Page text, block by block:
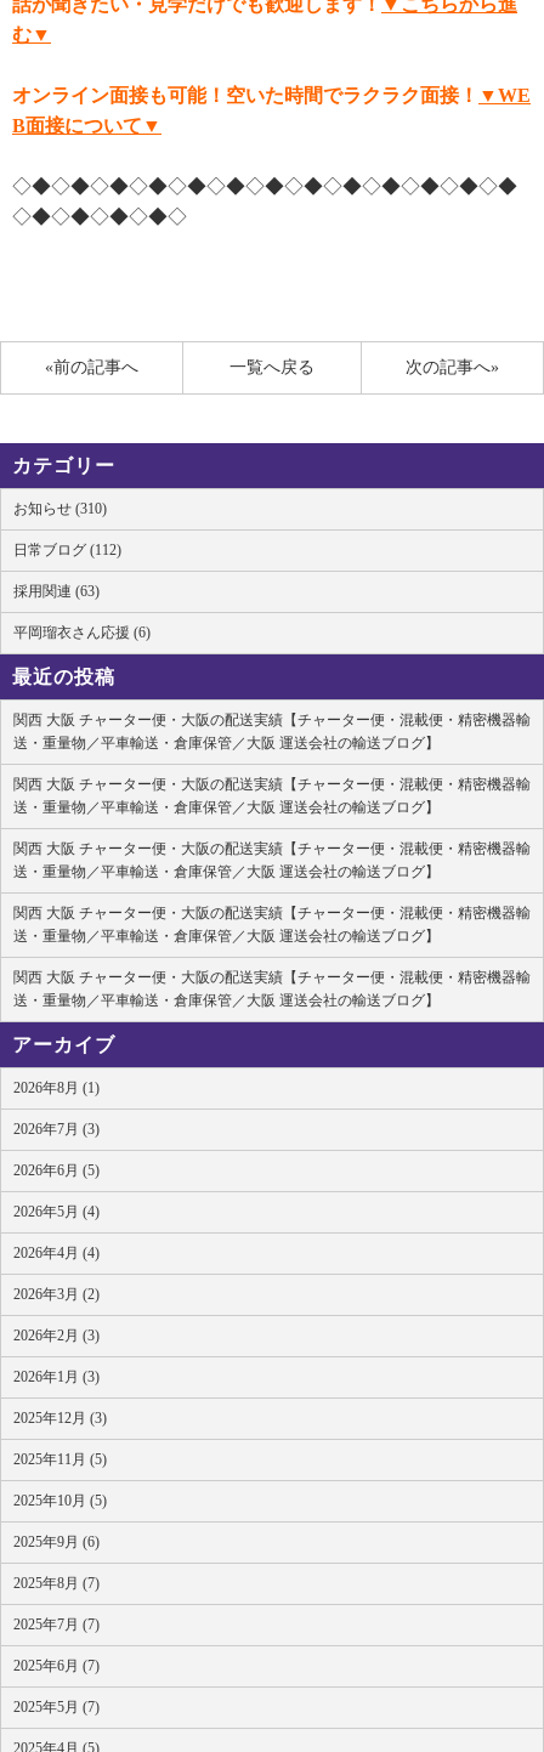
む▼
オンライン面接も可能！空いた時間でラクラク面接！ ▼WE
B面接について▼
◇◆◇◆◇◆◇◆◇◆◇◆◇◆◇◆◇◆◇◆◇◆◇◆◇◆
◇◆◇◆◇◆◇◆◇
«前の記事へ 次の記事へ»
一覧へ戻る
カテゴリー
お知らせ (310)
日常ブログ (112)
採用関連 (63)
平岡瑠衣さん応援 (6)
最近の投稿
関西 大阪 チャーター便・大阪の配送実績【チャーター便・混載便・精密機器輸
送・重量物／平車輸送・倉庫保管／大阪 運送会社の輸送ブログ】
関西 大阪 チャーター便・大阪の配送実績【チャーター便・混載便・精密機器輸
送・重量物／平車輸送・倉庫保管／大阪 運送会社の輸送ブログ】
関西 大阪 チャーター便・大阪の配送実績【チャーター便・混載便・精密機器輸
送・重量物／平車輸送・倉庫保管／大阪 運送会社の輸送ブログ】
関西 大阪 チャーター便・大阪の配送実績【チャーター便・混載便・精密機器輸
送・重量物／平車輸送・倉庫保管／大阪 運送会社の輸送ブログ】
関西 大阪 チャーター便・大阪の配送実績【チャーター便・混載便・精密機器輸
送・重量物／平車輸送・倉庫保管／大阪 運送会社の輸送ブログ】
アーカイブ
2026年8月 (1)
2026年7月 (3)
2026年6月 (5)
2026年5月 (4)
2026年4月 (4)
2026年3月 (2)
2026年2月 (3)
2026年1月 (3)
2025年12月 (3)
2025年11月 (5)
2025年10月 (5)
2025年9月 (6)
2025年8月 (7)
2025年7月 (7)
2025年6月 (7)
2025年5月 (7)
2025年4月 (5)